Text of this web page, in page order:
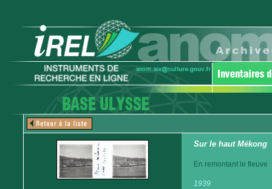
Sur le haut Mékong
En remontant le fleuve
1939